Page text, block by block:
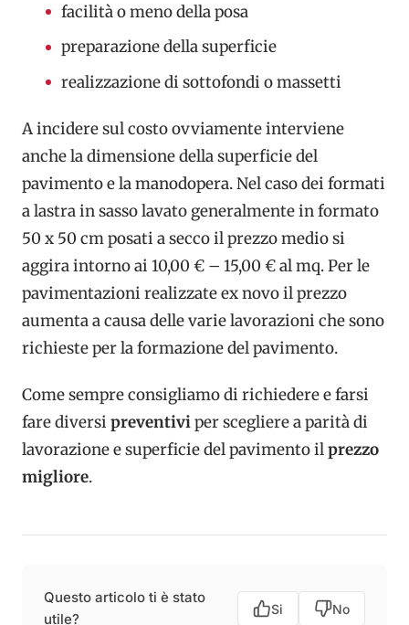
facilità o meno della posa
preparazione della superficie
realizzazione di sottofondi o massetti
A incidere sul costo ovviamente interviene
anche la dimensione della superficie del
pavimento e la manodopera. Nel caso dei formati
a lastra in sasso lavato generalmente in formato
50 x 50 cm posati a secco il prezzo medio si
aggira intorno ai 10,00 € – 15,00 € al mq. Per le
pavimentazioni realizzate ex novo il prezzo
aumenta a causa delle varie lavorazioni che sono
richieste per la formazione del pavimento.
Come sempre consigliamo di richiedere e farsi
fare diversi preventiviper scegliere a parità di
lavorazione e superficie del pavimento ilprezzo
migliore.
Questo articolo ti è stato
utile?
Si No